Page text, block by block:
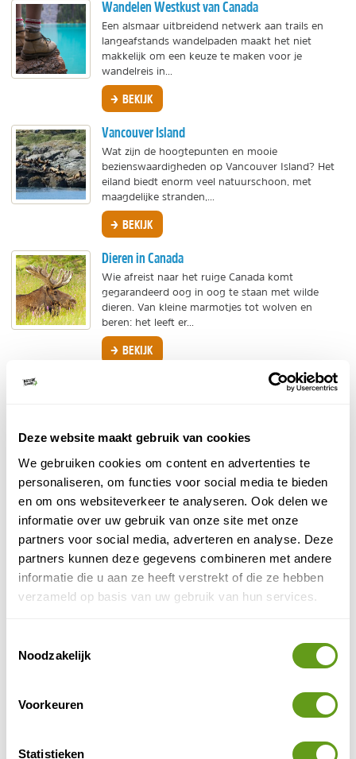
Deze website maakt gebruik van cookies
We gebruiken cookies om content en advertenties te
personaliseren, om functies voor social media te bieden
en om ons websiteverkeer te analyseren. Ook delen we
informatie over uw gebruik van onze site met onze
partners voor social media, adverteren en analyse. Deze
partners kunnen deze gegevens combineren met andere
informatie die u aan ze heeft verstrekt of die ze hebben
verzameld op basis van uw gebruik van hun services.
Noodzakelijk
Voorkeuren
Statistieken
Wandelen Westkust van Canada
Een alsmaar uitbreidend netwerk aan trails en
langeafstands wandelpaden maakt het niet
makkelijk om een keuze te maken voor je
wandelreis in...
BEKIJK
Vancouver Island
Wat zijn de hoogtepunten en mooie
bezienswaardigheden op Vancouver Island? Het
eiland biedt enorm veel natuurschoon, met
maagdelijke stranden,...
BEKIJK
Dieren in Canada
Wie afreist naar het ruige Canada komt
gegarandeerd oog in oog te staan met wilde
dieren. Van kleine marmotjes tot wolven en
beren: het leeft er...
BEKIJK
winterliefhebbers. Neem deel aan de gaafste
BEKIJK
Rocky Mountains
De Rocky Mountains, ook wel bekend als de
Rockies, zijn wellicht een van de bekendste
gebergtes ter wereld. Waar liggen de Rocky
Mountains? De...
BEKIJK
De Rockies lijken ervoor gemaakt om per camper
te doorkruisen. Brede wegen en de meest